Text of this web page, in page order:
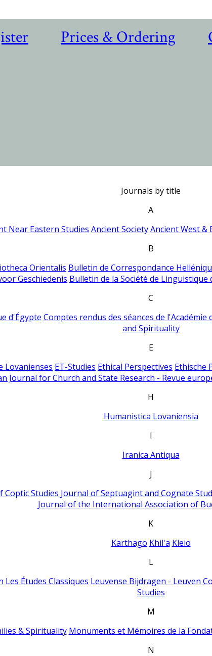
Prices & Ordering
Journals by title
A
Near Eastern Studies Ancient SocietyAncient West &
B
Orientalis Bulletin de Correspondance
Geschiedenis Bulletin de la Société de Linguistique
C
d'Égypte Comptes rendus des séances de
and Spirituality
E
Lovanienses ET-Studies Ethical Perspectives Ethische
Journal for Church and State Research - Revue
H
Humanistica Lovaniensia
I
Iranica Antiqua
J
Coptic Studies Journal of Septuagint and Cognate
Journal of the International Association of
K
Karthago Khil'a Kleio
L
Les Études Classiques Leuvense Bijdragen - Leuven
Studies
M
& Spirituality Monuments et Mémoires de la
N